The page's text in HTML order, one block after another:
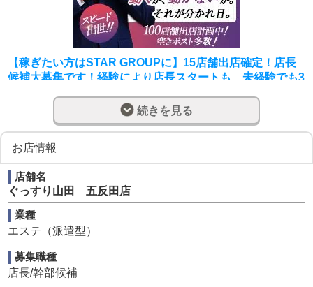
【稼ぎたい方はSTAR GROUPに】15店舗出店確定！店長
候補大募集です！経験により店長スタートも、未経験でも3
☆スターグループ 全国で店長候補を大募集☆
100店舗展開を目指し、全国で続々出店中！
希望エリアでの勤務が可能です！
単身用で家電 家具付きの寮がございます！
・経験者歓迎
これまでの実績を高く評価します
入社初日から店長スタートもOK
成果次第で高収入もすぐに実現可能です
・未経験OK
続きを見る
お店情報
店舗名
ぐっすり山田 五反田店
業種
エステ（派遣型）
募集職種
店長/幹部候補